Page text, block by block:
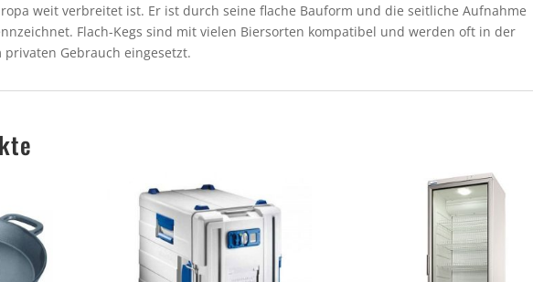
weit verbreitet ist. Er ist durch seine flache Bauform und die seitliche Aufnahme
Flach-Kegs sind mit vielen Biersorten kompatibel und werden oft in der
Gebrauch eingesetzt.